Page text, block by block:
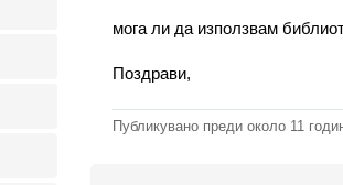
мога ли да използвам
Поздрави,
Публикувано преди около 11